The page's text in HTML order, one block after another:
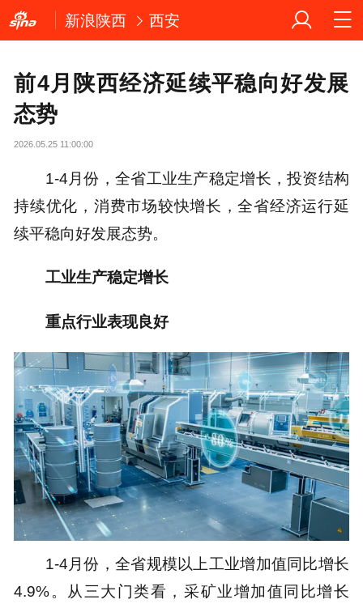
新浪陕西 西安
前4月陕西经济延续平稳向好发展
态势
2026.05.25 11:00:00
1-4月份，全省工业生产稳定增长，投资结构
持续优化，消费市场较快增长，全省经济运行延
续平稳向好发展态势。
工业生产稳定增长
重点行业表现良好
1-4月份，全省规模以上工业增加值同比增长
4.9%。从三大门类看，采矿业增加值同比增长